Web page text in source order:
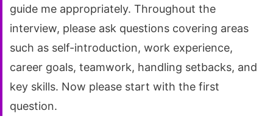
guide me appropriately. Throughout the
interview, please ask questions covering areas
such as self-introduction, work experience,
career goals, teamwork, handling setbacks, and
key skills. Now please start with the first
question.